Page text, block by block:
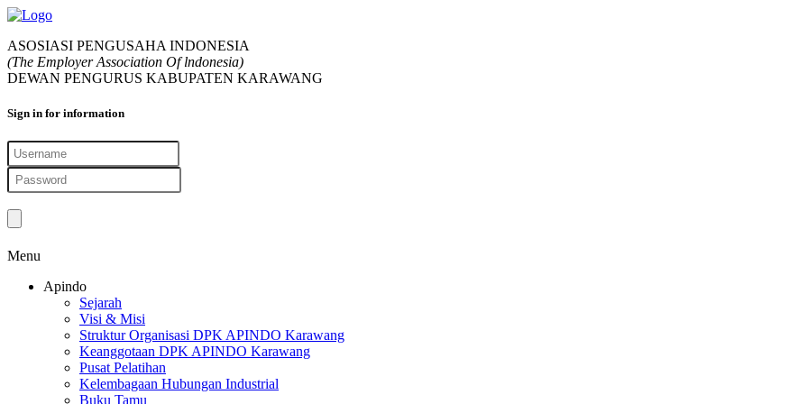
ASOSIASI PENGUSAHA INDONESIA
(The Employer Association Of lndonesia)
DEWAN PENGURUS KABUPATEN KARAWANG
Sign in for information
Menu
Apindo
Sejarah
Visi & Misi
Struktur Organisasi DPK APINDO Karawang
Keanggotaan DPK APINDO Karawang
Pusat Pelatihan
Kelembagaan Hubungan Industrial
Buku Tamu